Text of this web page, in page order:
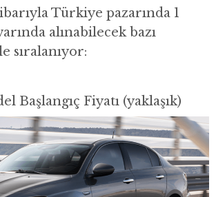
Türkiye pazarında 1
alınabilecek bazı
sıralanıyor:
Başlangıç Fiyatı (yaklaşık)